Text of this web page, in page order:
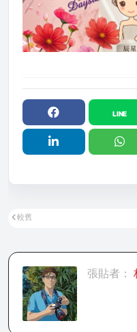
較舊
張貼者：